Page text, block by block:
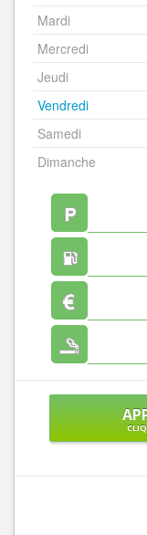
Mardi
Mercredi
Jeudi
Vendredi
Samedi
Dimanche